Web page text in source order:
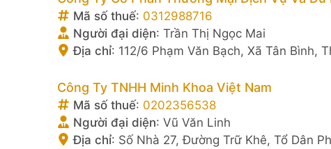
Mã số thuế: 0312988716
Người đại diện: Trần Thị Ngọc Mai
Địa chỉ: 112/6 Phạm Văn Bạch, Xã Tân Bình,
Công Ty TNHH Minh Khoa Việt Nam
Mã số thuế: 0202356538
Người đại diện: Vũ Văn Linh
Địa chỉ: Số Nhà 27, Đường Trữ Khê, Tổ Dân